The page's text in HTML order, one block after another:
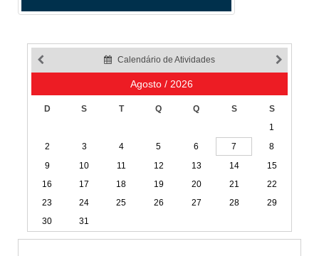
Calendário de Atividades
Agosto / 2026
D S T Q Q S
S
1
2
3 4 5 6 7
8
9
10 11 12 13 14
15
16
17 18 19 20 21
22
23
24 25 26 27 28
29
30
31